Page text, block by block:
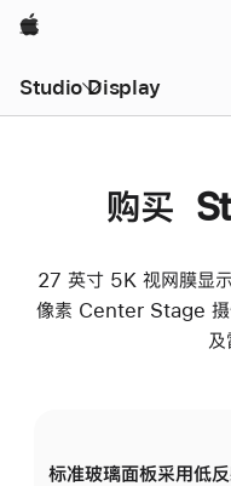
Apple
Studio Display
购买
27 英寸 5K 视网膜显
像素 Center Stage 摄
及
标准玻璃面板采用低